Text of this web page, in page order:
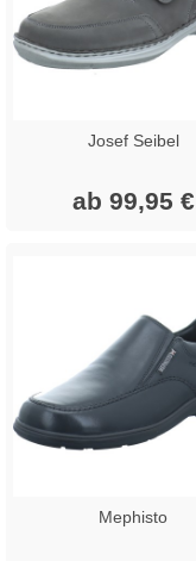
Josef Seibel
ab 99,95 €
Mephisto